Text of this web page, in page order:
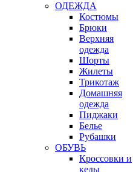
ОДЕЖДА
Костюмы
Брюки
Верхняя
одежда
Шорты
Жилеты
Трикотаж
Домашняя
одежда
Пиджаки
Белье
Рубашки
ОБУВЬ
Кроссовки и
кеды